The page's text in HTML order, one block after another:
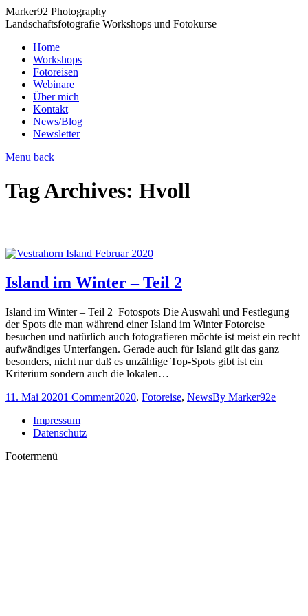
Marker92 Photography
Landschaftsfotografie Workshops und Fotokurse
Home
Workshops
Fotoreisen
Webinare
Über mich
Kontakt
News/Blog
Newsletter
Menu back
Tag Archives: Hvoll
Island im Winter – Teil 2
Island im Winter – Teil 2 Fotospots Die Auswahl und Festlegung
der Spots die man während einer Island im Winter Fotoreise
besuchen und natürlich auch fotografieren möchte ist meist ein recht
aufwändiges Unterfangen. Gerade auch für Island gilt das ganz
besonders, nicht nur daß es unzählige Top-Spots gibt ist ein
Kriterium sondern auch die lokalen…
11. Mai 20201 Comment2020, Fotoreise, NewsBy Marker92e
Impressum
Datenschutz
Footermenü